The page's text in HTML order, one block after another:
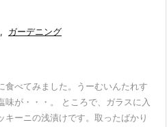
, ガーデニング
食べてみました。うーむいんたれす
味が・・・。 ところで、ガラスに入
キーニの浅漬けです。取ったばかり